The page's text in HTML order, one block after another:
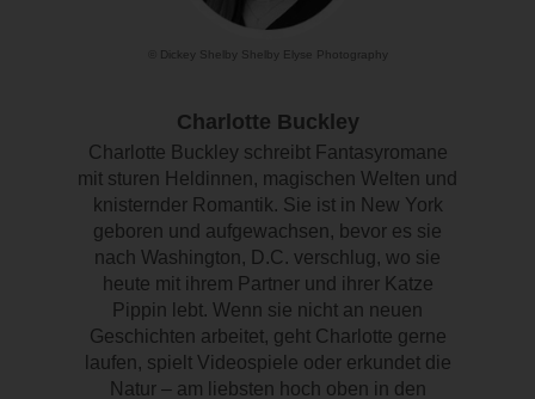
© Dickey Shelby Shelby Elyse Photography
Charlotte Buckley
Charlotte Buckley schreibt Fantasyromane
mit sturen Heldinnen, magischen Welten und
knisternder Romantik. Sie ist in New York
geboren und aufgewachsen, bevor es sie
nach Washington, D.C. verschlug, wo sie
heute mit ihrem Partner und ihrer Katze
Pippin lebt. Wenn sie nicht an neuen
Geschichten arbeitet, geht Charlotte gerne
laufen, spielt Videospiele oder erkundet die
Natur – am liebsten hoch oben in den